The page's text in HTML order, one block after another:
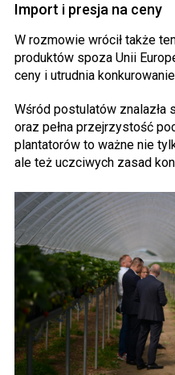
Import i presja na ceny
W rozmowie wrócił także
produktów spoza Unii
ceny i utrudnia
Wśród postulatów znalazła
oraz pełna przejrzystość
plantatorów to ważne nie
ale też uczciwych zasad